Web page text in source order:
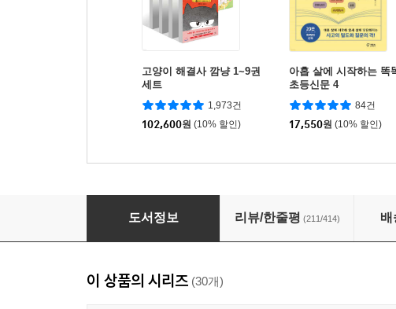
고양이 해결사 깜냥 1~9권
세트
1,973건
102,600원 (10% 할인)
아홉 살에 시작하는 똑
초등신문 4
84건
17,550원 (10% 할인)
흔한남매 1
도서정보 리뷰/한줄평 (211/414) 배
이 상품의 시리즈 (30개)